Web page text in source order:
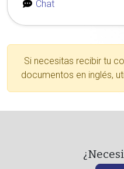
Chat
Si necesitas recibir tu
documentos en inglés,